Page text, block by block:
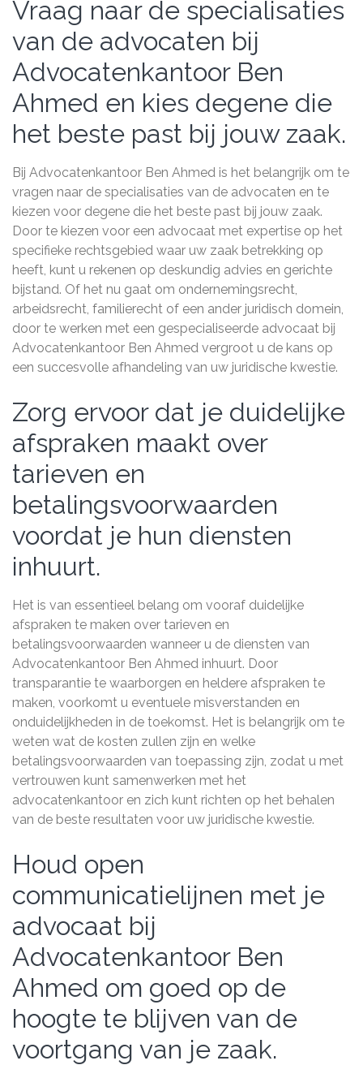
Vraag naar de specialisaties
van de advocaten bij
Advocatenkantoor Ben
Ahmed en kies degene die
het beste past bij jouw zaak.
Bij Advocatenkantoor Ben Ahmed is het belangrijk om te
vragen naar de specialisaties van de advocaten en te
kiezen voor degene die het beste past bij jouw zaak.
Door te kiezen voor een advocaat met expertise op het
specifieke rechtsgebied waar uw zaak betrekking op
heeft, kunt u rekenen op deskundig advies en gerichte
bijstand. Of het nu gaat om ondernemingsrecht,
arbeidsrecht, familierecht of een ander juridisch domein,
door te werken met een gespecialiseerde advocaat bij
Advocatenkantoor Ben Ahmed vergroot u de kans op
een succesvolle afhandeling van uw juridische kwestie.
Zorg ervoor dat je duidelijke
afspraken maakt over
tarieven en
betalingsvoorwaarden
voordat je hun diensten
inhuurt.
Het is van essentieel belang om vooraf duidelijke
afspraken te maken over tarieven en
betalingsvoorwaarden wanneer u de diensten van
Advocatenkantoor Ben Ahmed inhuurt. Door
transparantie te waarborgen en heldere afspraken te
maken, voorkomt u eventuele misverstanden en
onduidelijkheden in de toekomst. Het is belangrijk om te
weten wat de kosten zullen zijn en welke
betalingsvoorwaarden van toepassing zijn, zodat u met
vertrouwen kunt samenwerken met het
advocatenkantoor en zich kunt richten op het behalen
van de beste resultaten voor uw juridische kwestie.
Houd open
communicatielijnen met je
advocaat bij
Advocatenkantoor Ben
Ahmed om goed op de
hoogte te blijven van de
voortgang van je zaak.